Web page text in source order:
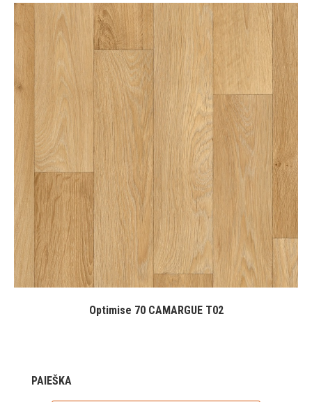
Optimise 70 CAMARGUE T02
PAIEŠKA